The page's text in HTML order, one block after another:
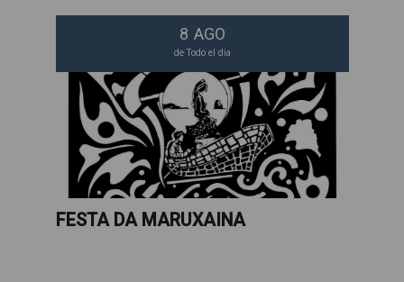
8 AGO
de Todo el dia
FESTA DA MARUXAINA